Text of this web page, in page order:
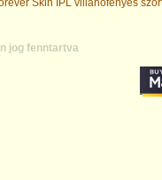
Skin IPL villanófényes
jog fenntartva